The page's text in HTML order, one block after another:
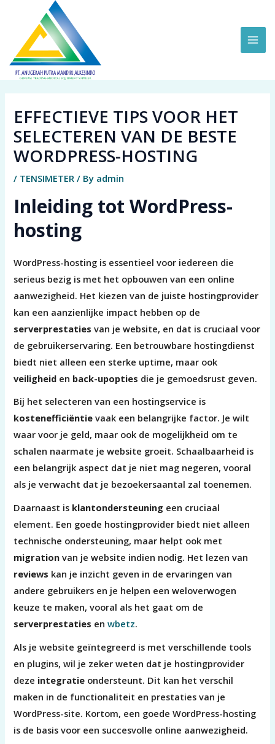
content
EFFECTIEVE TIPS VOOR HET
SELECTEREN VAN DE BESTE
WORDPRESS-HOSTING
/ TENSIMETER / By admin
Inleiding tot WordPress-
hosting
WordPress-hosting is essentieel voor iedereen die
serieus bezig is met het opbouwen van een online
aanwezigheid. Het kiezen van de juiste hostingprovider
kan een aanzienlijke impact hebben op de
serverprestaties van je website, en dat is cruciaal voor
de gebruikerservaring. Een betrouwbare hostingdienst
biedt niet alleen een sterke uptime, maar ook
veiligheid en back-upopties die je gemoedsrust geven.
Bij het selecteren van een hostingservice is
kostenefficiëntie vaak een belangrijke factor. Je wilt
waar voor je geld, maar ook de mogelijkheid om te
schalen naarmate je website groeit. Schaalbaarheid is
een belangrijk aspect dat je niet mag negeren, vooral
als je verwacht dat je bezoekersaantal zal toenemen.
Daarnaast is klantondersteuning een cruciaal
element. Een goede hostingprovider biedt niet alleen
technische ondersteuning, maar helpt ook met
migration van je website indien nodig. Het lezen van
reviews kan je inzicht geven in de ervaringen van
andere gebruikers en je helpen een weloverwogen
keuze te maken, vooral als het gaat om de
serverprestaties enwbetz.
Als je website geïntegreerd is met verschillende tools
en plugins, wil je zeker weten dat je hostingprovider
deze integratie ondersteunt. Dit kan het verschil
maken in de functionaliteit en prestaties van je
WordPress-site. Kortom, een goede WordPress-hosting
is de basis voor een succesvolle online aanwezigheid.